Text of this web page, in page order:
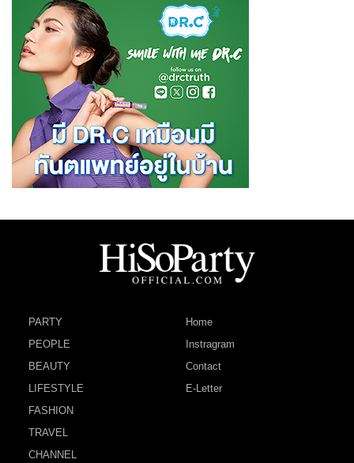
PARTY
PEOPLE
BEAUTY
LIFESTYLE
FASHION
TRAVEL
CHANNEL
Home
Instragram
Contact
E-Letter